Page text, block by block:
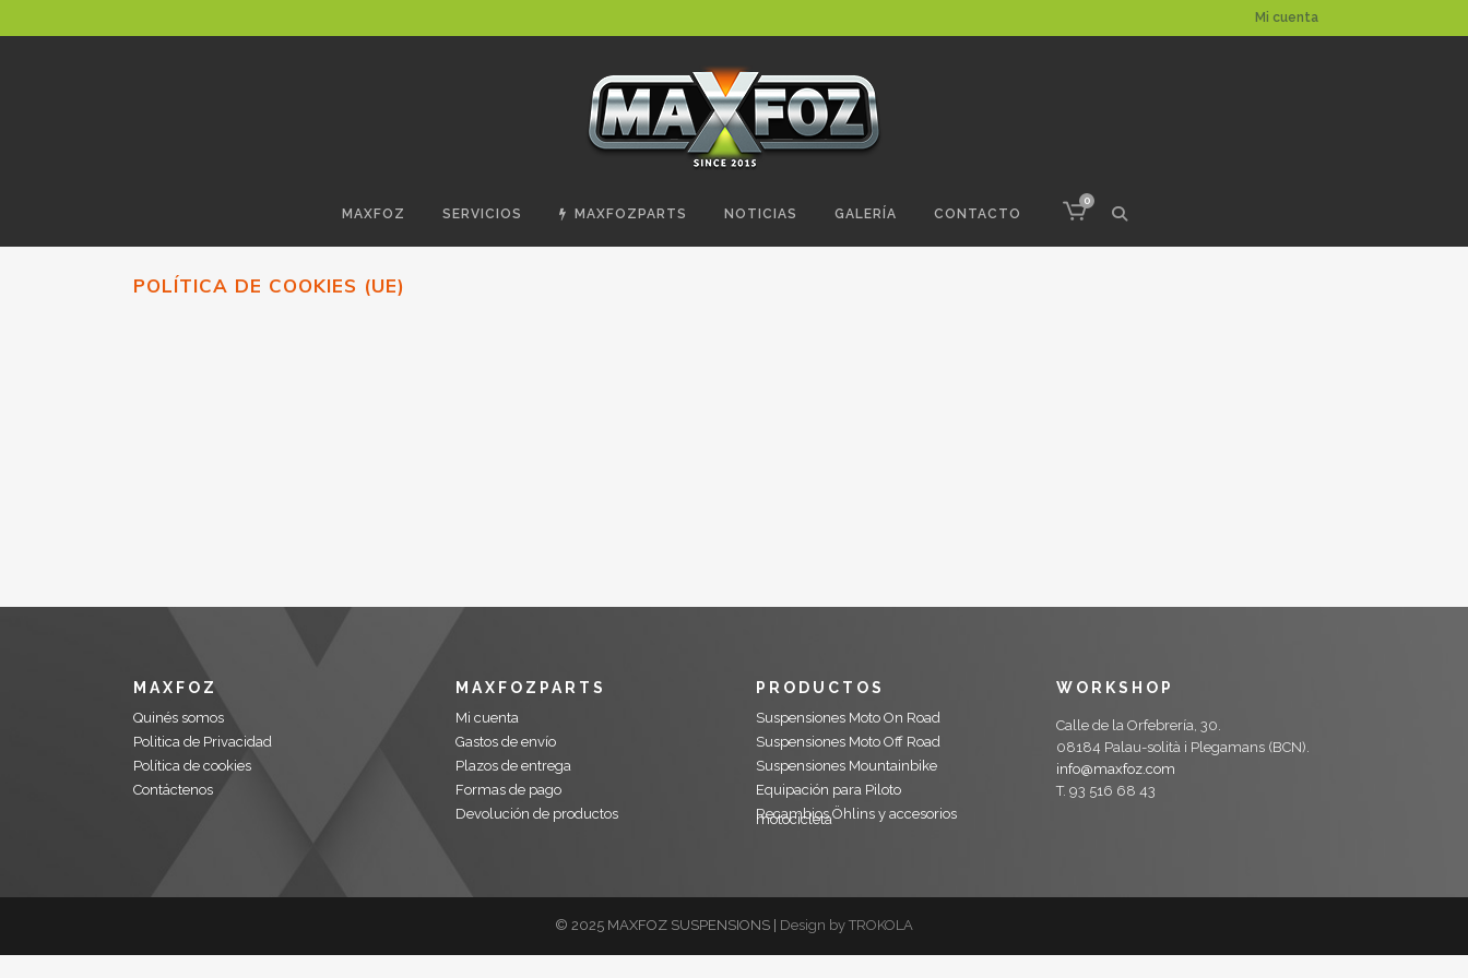
Mi cuenta
MAXFOZ SERVICIOS MAXFOZPARTS NOTICIAS GALERÍA CONTACTO
0
POLÍTICA DE COOKIES (UE)
MAXFOZ
Quinés somos
Politica de Privacidad
Política de cookies
Contáctenos
MAXFOZPARTS
Mi cuenta
Gastos de envío
Plazos de entrega
Formas de pago
Devolución de productos
PRODUCTOS
Suspensiones Moto On Road
Suspensiones Moto Off Road
Suspensiones Mountainbike
Equipación para Piloto
Recambios Öhlins y accesorios
motocicleta
WORKSHOP
Calle de la Orfebrería, 30.
08184 Palau-solità i Plegamans (BCN).
info@maxfoz.com
T. 93 516 68 43
© 2025 MAXFOZ SUSPENSIONS | Design by TROKOLA